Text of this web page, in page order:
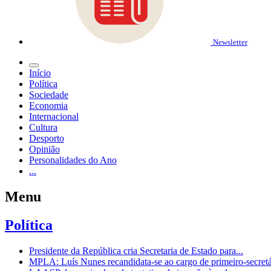
Newsletter
Início
Política
Sociedade
Economia
Internacional
Cultura
Desporto
Opinião
Personalidades do Ano
...
Menu
Política
Presidente da República cria Secretaria de Estado para...
MPLA: Luís Nunes recandidata-se ao cargo de primeiro-